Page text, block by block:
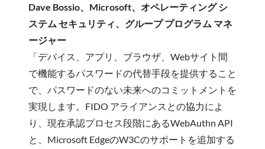
Dave Bossio、Microsoft、オペレーティング シ
ステム セキュリティ、グループ プログラム マネ
ージャー
「デバイス、アプリ、ブラウザ、Webサイト間
で機能するパスワードの代替手段を提供すること
で、パスワードのない未来へのコミットメントを
実現します。FIDO アライアンスとの協力によ
り、現在承認プロセス段階にあるWebAuthn API
と、Microsoft EdgeのW3Cのサポートを追加する